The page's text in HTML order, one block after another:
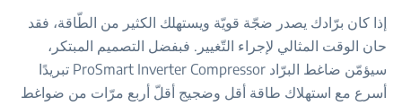
إذا كان برّادك يصدر ضجّة قويّة ويستهلك الكثير من الطّاقة، فقد
حان الوقت المثالي لإجراء التّغيير. فبفضل التصميم المبتكر،
سيؤمّن ضاغط البرّاد ProSmart Inverter Compressor تبريدًا
أسرع مع استهلاك طاقة أقل وضجيج أقلّ أربع مرّات من ضواغط